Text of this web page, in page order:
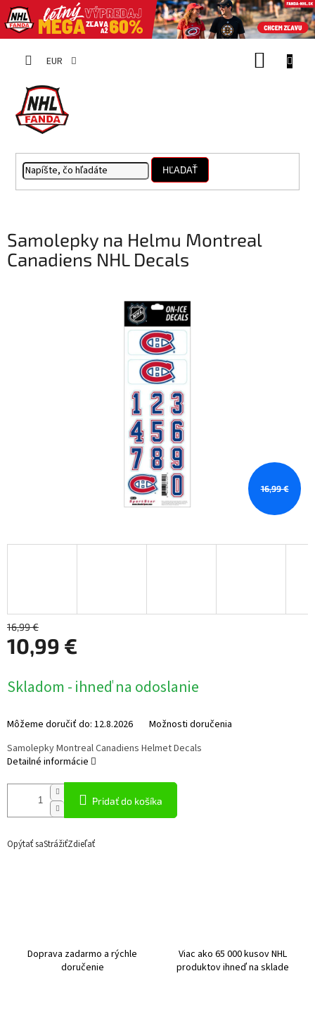
EUR
HĽADAŤ
Samolepky na Helmu Montreal
Canadiens NHL Decals
16,99 €
16,99 €
10,99 €
cena:
Skladom - ihneď na odoslanie
Môžeme doručiť do: 12.8.2026 Možnosti doručenia
Pridať do košíka
Samolepky Montreal Canadiens Helmet Decals
Detailné informácie
Opýtať saStrážiťZdieľať
Doprava zadarmo a rýchle
doručenie
Viac ako 65 000 kusov NHL
produktov ihneď na sklade